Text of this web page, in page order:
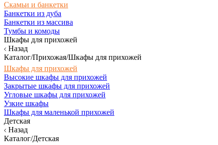
Скамьи и банкетки
Банкетки из дуба
Банкетки из массива
Тумбы и комоды
Шкафы для прихожей
Назад
Каталог/Прихожая/Шкафы для прихожей
Шкафы для прихожей
Высокие шкафы для прихожей
Закрытые шкафы для прихожей
Угловые шкафы для прихожей
Узкие шкафы
Шкафы для маленькой прихожей
Детская
Назад
Каталог/Детская